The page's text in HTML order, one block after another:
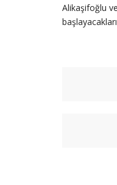
Alikaşifoğlu